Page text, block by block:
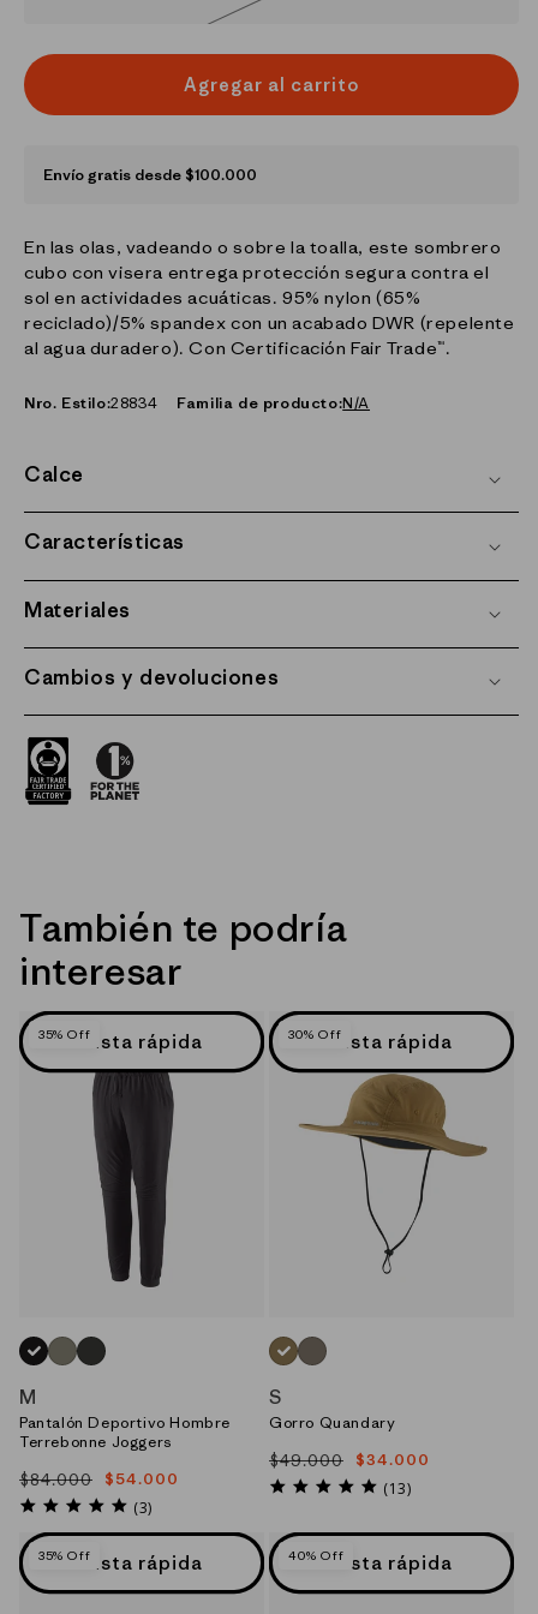
Agregar al carrito
Envío gratis desde $100.000
En las olas, vadeando o sobre la toalla, este sombrero
cubo con visera entrega protección segura contra el
sol en actividades acuáticas. 95% nylon (65%
reciclado)/5% spandex con un acabado DWR (repelente
al agua duradero). Con Certificación Fair Trade™.
Nro. Estilo:28834 Familia de producto:N/A
Calce
Características
Materiales
Cambios y devoluciones
También te podría
interesar
35% OffVista rápida
NEGRO_(BLK)
VERDE_(RVGN)
GRIS_(FGE)
M
Pantalón Deportivo Hombre
Terrebonne Joggers
Precio
habitual
$84.000
Precio
de
$54.000
5.0
(3)
30% OffVista rápida
NEUTRO_(CSC)
GRIS_(WNGY)
S
Gorro Quandary
Precio
habitual
$49.000
Precio
de
$34.000
5.0
rating
(13)
35% OffVista rápida 40% OffVista rápida